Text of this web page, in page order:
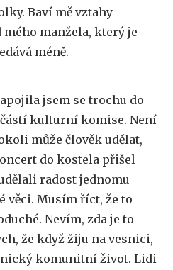
Baví mě vztahy
manžela, který je
méně.
jsem se trochu do
kulturní komise. Není
může člověk udělat,
do kostela přišel
radost jednomu
věci. Musím říct, že to
Nevím, zda je to
že když žiju na vesnici,
komunitní život. Lidi